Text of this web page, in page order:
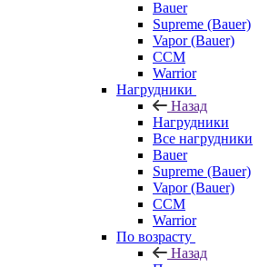
Bauer
Supreme (Bauer)
Vapor (Bauer)
CCM
Warrior
Нагрудники
Назад
Нагрудники
Все нагрудники
Bauer
Supreme (Bauer)
Vapor (Bauer)
CCM
Warrior
По возрасту
Назад